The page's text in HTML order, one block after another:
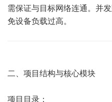
需保证与目标网络连通。并
免设备负载过高。
二、项目结构与核心模块
项目目录：